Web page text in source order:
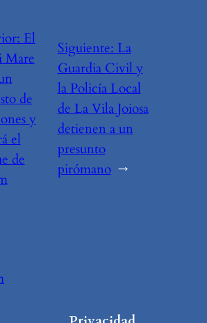
El
Mare
de
y
el
de
Siguiente:La
Guardia Civil y
la Policía Local
de La Vila Joiosa
detienen a un
presunto
pirómano →